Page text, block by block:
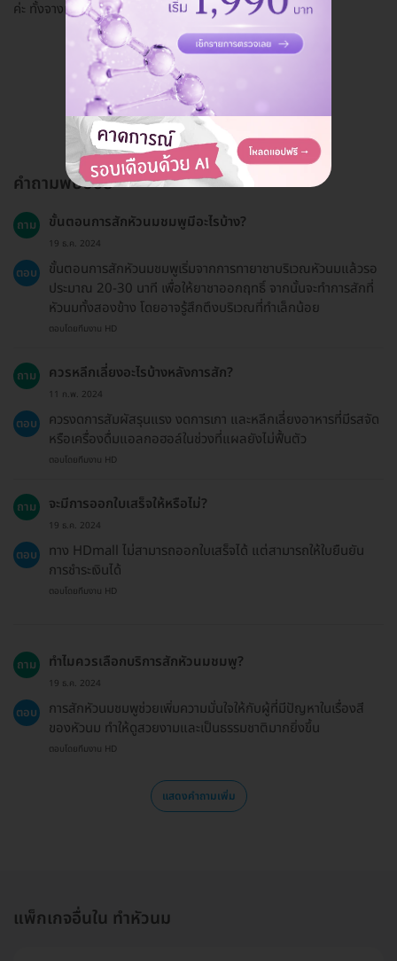
ค่ะ ทั้งจางและหัวคิ้วหายเลย ดีค่ะมาใช้บริการเยอะๆ นะคะ
ดูรีวิวทั้งหมด
คำถามพบบ่อย
ถาม ขั้นตอนการสักหัวนมชมพูมีอะไรบ้าง?
19 ธ.ค. 2024
ตอบ
ขั้นตอนการสักหัวนมชมพูเริ่มจากการทายาชาบริเวณหัวนมแล้วรอ
ประมาณ 20-30 นาที เพื่อให้ยาชาออกฤทธิ์ จากนั้นจะทำการสักที่
หัวนมทั้งสองข้าง โดยอาจรู้สึกตึงบริเวณที่ทำเล็กน้อย
ตอบโดยทีมงาน HD
ถาม ควรหลีกเลี่ยงอะไรบ้างหลังการสัก?
11 ก.พ. 2024
ตอบ
ควรงดการสัมผัสรุนแรง งดการเกา และหลีกเลี่ยงอาหารที่มีรสจัด
หรือเครื่องดื่มแอลกอฮอล์ในช่วงที่แผลยังไม่ฟื้นตัว
ตอบโดยทีมงาน HD
ถาม จะมีการออกใบเสร็จให้หรือไม่?
19 ธ.ค. 2024
ตอบ
ทาง HDmall ไม่สามารถออกใบเสร็จได้ แต่สามารถให้ใบยืนยัน
การชำระเงินได้
ตอบโดยทีมงาน HD
ถาม ทำไมควรเลือกบริการสักหัวนมชมพู?
19 ธ.ค. 2024
ตอบ
การสักหัวนมชมพูช่วยเพิ่มความมั่นใจให้กับผู้ที่มีปัญหาในเรื่องสี
ของหัวนม ทำให้ดูสวยงามและเป็นธรรมชาติมากยิ่งขึ้น
ตอบโดยทีมงาน HD
แสดงคำถามเพิ่ม
แพ็กเกจอื่นใน ทำหัวนม